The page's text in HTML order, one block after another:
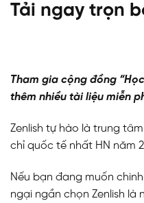
Tải ngay trọn
Tham gia cộng đồng
thêm nhiều tài liệu miễn
Zenlish tự hào là trung
chỉ quốc tế nhất HN năm
Nếu bạn đang muốn
ngại ngần chọn Zenlish là